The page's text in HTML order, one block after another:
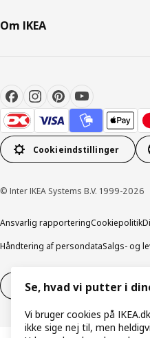
Om IKEA
Cookieindstillinger
© Inter IKEA Systems B.V. 1999-2026
Ansvarlig rapporteringCookiepolitik
Håndtering af persondataSalgs- og
Fortryd dit køb
Se, hvad vi putter i
Vi bruger cookies på
ikke sige nej til, men